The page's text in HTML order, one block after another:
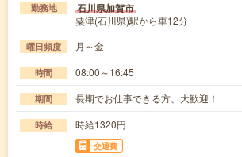
勤務地 石川県加賀市
粟津(石川県)駅から車12分
曜日頻度 月～金
時間 08:00～16:45
期間 長期でお仕事できる方、大歓迎！
時給 時給1320円
交通費